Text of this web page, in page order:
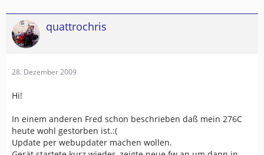
quattrochris
28. Dezember 2009
Hi!
In einem anderen Fred schon beschrieben daß mein 276C
heute wohl gestorben ist.:(
Update per webupdater machen wollen.